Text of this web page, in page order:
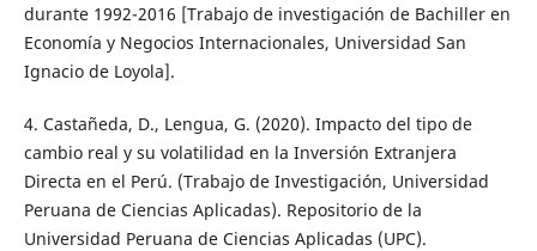
durante 1992-2016 [Trabajo de investigación de Bachiller en
Economía y Negocios Internacionales, Universidad San
Ignacio de Loyola].
4. Castañeda, D., Lengua, G. (2020). Impacto del tipo de
cambio real y su volatilidad en la Inversión Extranjera
Directa en el Perú. (Trabajo de Investigación, Universidad
Peruana de Ciencias Aplicadas). Repositorio de la
Universidad Peruana de Ciencias Aplicadas (UPC).